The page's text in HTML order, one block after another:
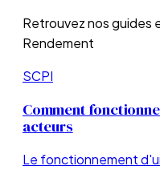
Retrouvez nos guides
Rendement
SCPI
Comment
acteurs
Le fonctionnement